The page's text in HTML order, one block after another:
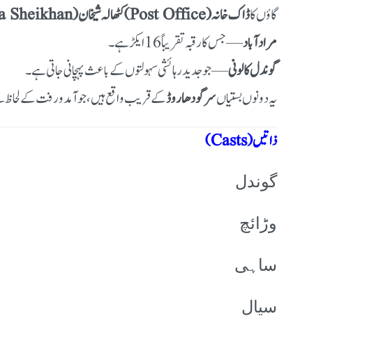
گاؤں کاڈاک خانہ (Post Office) کٹھالہ شیخان (Khutiala Sheikhan)
مراد آباد— جس کا رقبہ تقریباً 16 ایکڑ ہے۔
گوندل کالونی— جو جدید رہائشی سہولتوں کے باعث پہچانی جاتی ہے۔
یہ دونوں بستیاںسرگودھا روڈکے قریب واقع ہیں، جو آمد و رفت کے
ذاتیں (Casts)
گوندل
وڑائچ
ساہی
سیال